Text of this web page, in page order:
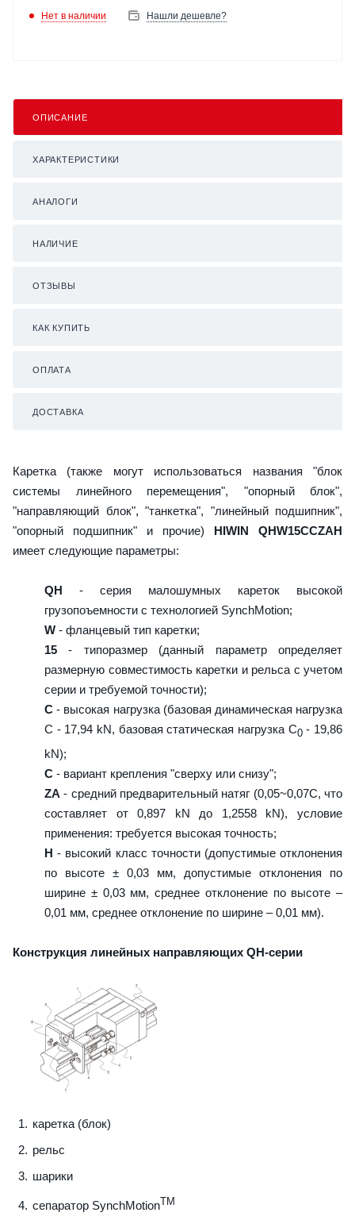
Нет в наличии Нашли дешевле?
ОПИСАНИЕ
ХАРАКТЕРИСТИКИ
АНАЛОГИ
НАЛИЧИЕ
ОТЗЫВЫ
КАК КУПИТЬ
ОПЛАТА
ДОСТАВКА
Каретка (также могут использоваться названия "блок
системы линейного перемещения", "опорный блок",
"направляющий блок", "танкетка", "линейный подшипник",
"опорный подшипник" и прочие) HIWIN QHW15CCZAH
имеет следующие параметры:
QH - серия малошумных кареток высокой
грузопоъемности с технологией SynchMotion;
W - фланцевый тип каретки;
15 - типоразмер (данный параметр определяет
размерную совместимость каретки и рельса с учетом
серии и требуемой точности);
C - высокая нагрузка (базовая динамическая нагрузка
C - 17,94 kN, базовая статическая нагрузка С0- 19,86
kN);
C - вариант крепления "сверху или снизу";
ZA - средний предварительный натяг (0,05~0,07C, что
составляет от 0,897 kN до 1,2558 kN), условие
применения: требуется высокая точность;
H - высокий класс точности (допустимые отклонения
по высоте ± 0,03 мм, допустимые отклонения по
ширине ± 0,03 мм, среднее отклонение по высоте –
0,01 мм, среднее отклонение по ширине – 0,01 мм).
Конструкция линейных направляющих QН-серии
каретка (блок)
рельс
шарики
сепаратор SynchMotionTM